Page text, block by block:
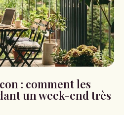
: comment les
un week-end très